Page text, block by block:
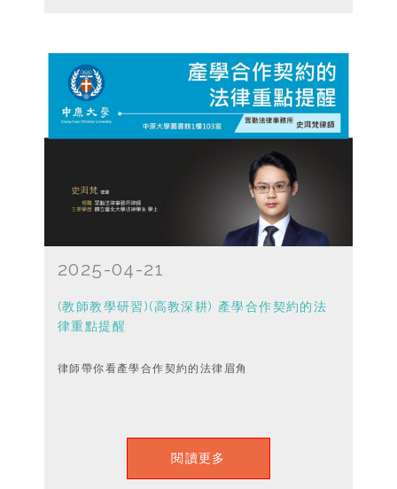
2025-04-21
(教師教學研習)(高教深耕) 產學合作契約的法
律重點提醒
律師帶你看產學合作契約的法律眉角
閱讀更多